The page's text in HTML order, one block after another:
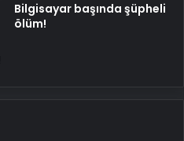
Bilgisayar başında şüpheli
ölüm!